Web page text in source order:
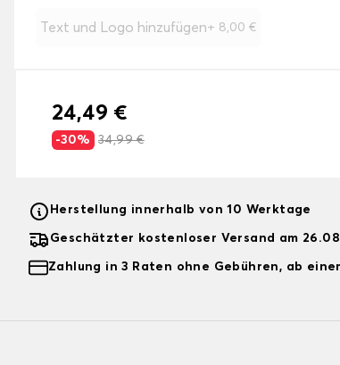
Text und Logo hinzufügen+ 8,00 €
24,49 €
-30% 34,99 €
Herstellung innerhalb von 10 Werktage
Geschätzter kostenloser Versand am
Zahlung in 3 Raten ohne Gebühren, ab